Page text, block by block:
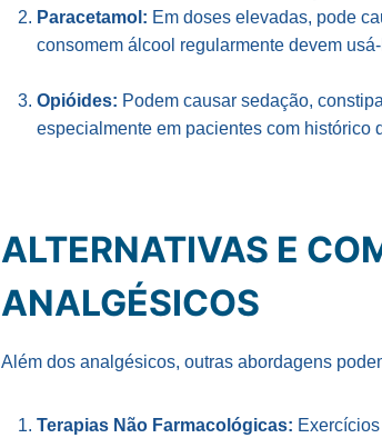
Paracetamol: Em doses elevadas, pode
consomem álcool regularmente devem
Opióides: Podem causar sedação,
especialmente em pacientes com histórico
ALTERNATIVAS E
ANALGÉSICOS
Além dos analgésicos, outras abordagens
Terapias Não Farmacológicas: